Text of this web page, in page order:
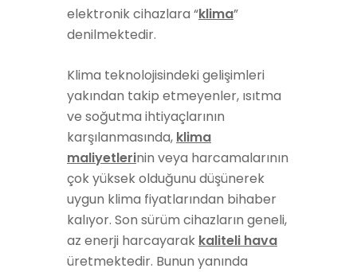
elektronik cihazlara “klima”
denilmektedir.
Klima teknolojisindeki gelişimleri
yakından takip etmeyenler, ısıtma
ve soğutma ihtiyaçlarının
karşılanmasında, klima
maliyetlerinin veya harcamalarının
çok yüksek olduğunu düşünerek
uygun klima fiyatlarından bihaber
kalıyor. Son sürüm cihazların geneli,
az enerji harcayarak kaliteli hava
üretmektedir. Bunun yanında